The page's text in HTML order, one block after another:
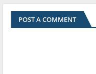
POST A COMMENT